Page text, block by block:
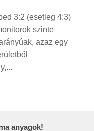
3:2 (esetleg 4:3)
szinte
azaz egy
anyagok!